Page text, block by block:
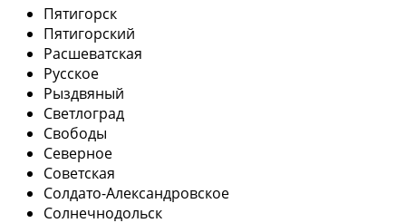
Пятигорск
Пятигорский
Расшеватская
Русское
Рыздвяный
Светлоград
Свободы
Северное
Советская
Солдато-Александровское
Солнечнодольск